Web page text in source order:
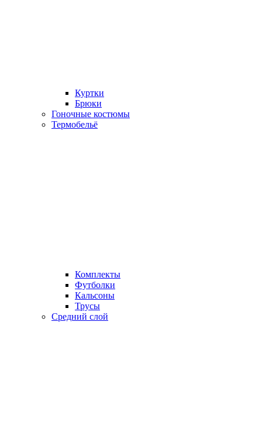
Куртки
Брюки
Гоночные костюмы
Термобельё
Комплекты
Футболки
Кальсоны
Трусы
Средний слой